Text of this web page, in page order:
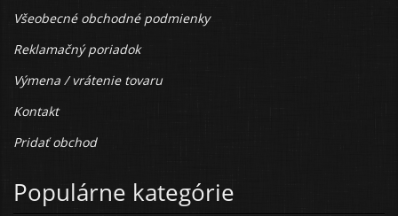
Všeobecné obchodné podmienky
Reklamačný poriadok
Výmena / vrátenie tovaru
Kontakt
Pridať obchod
Populárne kategórie